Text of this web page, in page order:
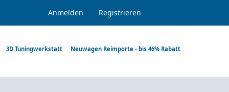
Anmelden Registrieren
3D Tuningwerkstatt Neuwagen Reimporte - bis 46% Rabatt